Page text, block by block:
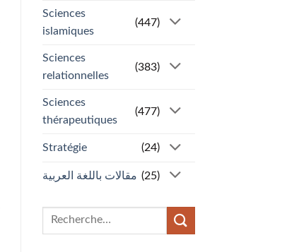
Sciences
islamiques
(447)
Sciences
relationnelles
(383)
Sciences
thérapeutiques
(477)
Stratégie (24)
مقالات باللغة العربية (25)